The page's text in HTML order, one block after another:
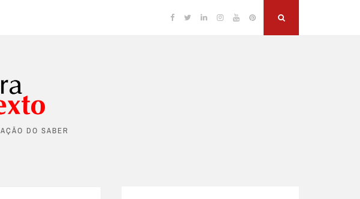
Facebook
TwitterLinkedinInstagram
YouTubePinterest
DO SABER